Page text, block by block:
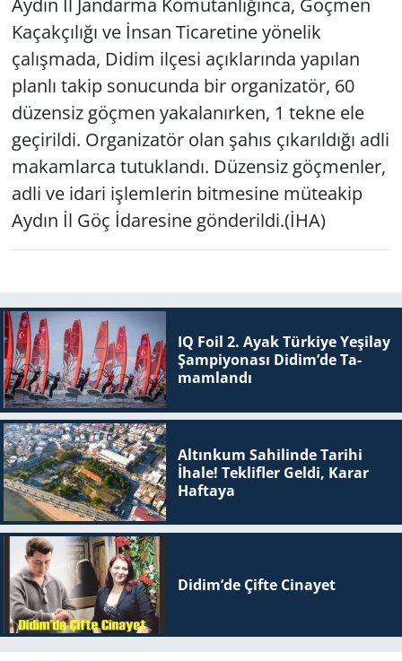
Aydın İl Jandarma Komutanlığınca, Göçmen
Kaçakçılığı ve İnsan Ticaretine yönelik
çalışmada, Didim ilçesi açıklarında yapılan
planlı takip sonucunda bir organizatör, 60
düzensiz göçmen yakalanırken, 1 tekne ele
geçirildi. Organizatör olan şahıs çıkarıldığı adli
makamlarca tutuklandı. Düzensiz göçmenler,
adli ve idari işlemlerin bitmesine müteakip
Aydın İl Göç İdaresine gönderildi.(İHA)
IQ Foil 2. Ayak Tür­ki­ye Ye­şi­lay
Şam­pi­yo­na­sı Didim’de Ta­
mam­lan­dı
Altınkum Sahilinde Tarihi
İhale! Teklifler Geldi, Karar
Haftaya
Didim’de Çifte Ci­na­yet
Yerel